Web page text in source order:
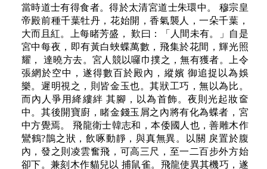
當時道士有得食者。得於太清宮道士朱環中。 穆宗皇
帝殿前種千葉牡丹，花始開，香氣襲人，一朵千葉，
大而且紅。上每睹芳盛， 歎曰：「人間未有。」自是
宮中每夜，即有黃白蛺蝶萬數，飛集於花間，輝光照
耀， 達曉方去。宮人競以囉巾撲之，無有獲者。上令
張網於空中，遂得數百於殿內，縱嬪 御追捉以為娛
樂。遲明視之，則皆金玉也。其狀工巧，無以為比。
而內人爭用絳縷絆 其腳，以為首飾。夜則光起妝奩
中。其後開寶廚，睹金錢玉屑之內將有化為蝶者，宮
中方覺焉。 飛龍衛士韓志和，本倭國人也，善雕木作
鸞鶴?鵲之狀，飲啄動靜，與真無異。以關 戾置於腹
內，發之則凌雲奮飛，可高三尺，至一二百步外方始
卻下。兼刻木作貓兒以 捕鼠雀。飛龍使異其機巧，遂